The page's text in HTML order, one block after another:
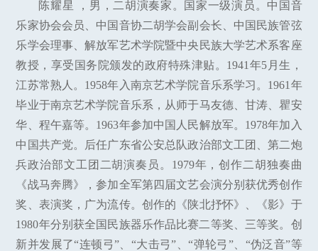
陈耀星 ，男，二胡演奏家。国家一级演员。中国音
乐家协会会员、中国音协二胡学会副会长、中国民族管弦
乐学会理事、解放军艺术学院暨中央民族大学艺术系客座
教授，享受国务院颁发的政府特殊津贴。1941年5月生，
江苏常熟人。1958年入南京艺术学院音乐系学习。1961年
毕业于南京艺术学院音乐系，从师于马友德、甘涛、瞿安
华、程午嘉等。1963年参加中国人民解放军。1978年加入
中国共产党。后任广东省公安总队政治部文工团、第二炮
兵政治部文工团二胡演奏员。1979年，创作二胡独奏曲
《战马奔腾》，参加全军第四届文艺会演分别获优秀创作
奖、表演奖，广为流传。创作的《陕北抒怀》、《影》于
1980年分别获全国民族器乐作品比赛二等奖、三等奖。创
新并发展了“连顿弓”、“大击弓”、“弹轮弓”、“伪泛音”等